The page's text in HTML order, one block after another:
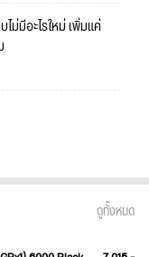
ม่มีอะไรใหม่ เพิ่มแค่
ดูทั้งหมด